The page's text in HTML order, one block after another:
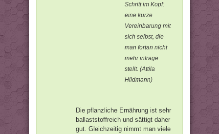
Schritt im Kopf:
eine kurze
Vereinbarung mit
sich selbst, die
man fortan nicht
mehr infrage
stellt. (Attila
Hildmann)
Die pflanzliche Ernährung ist sehr
ballaststoffreich und sättigt daher
gut. Gleichzeitig nimmt man viele